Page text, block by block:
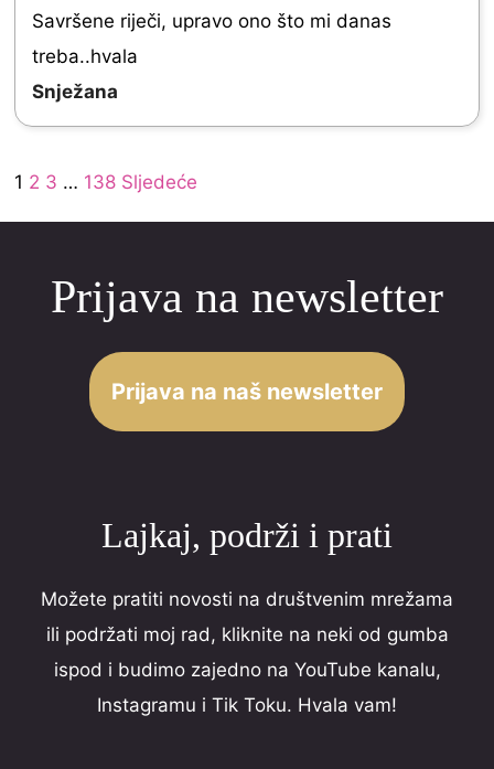
o
u
t
o
5
5
u
Savršene riječi, upravo ono što mi danas
treba..hvala
Snježana
Site
Reviews
Page
1 Page
2 Page
3 … Page
138 Sljedeće
Prijava na newsletter
Prijava na naš newsletter
Lajkaj, podrži i prati
Možete pratiti novosti na društvenim mrežama
ili podržati moj rad, kliknite na neki od gumba
ispod i budimo zajedno na YouTube kanalu,
Instagramu i Tik Toku. Hvala vam!